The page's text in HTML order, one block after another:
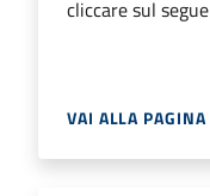
cliccare sul
VAI ALLA PAGINA